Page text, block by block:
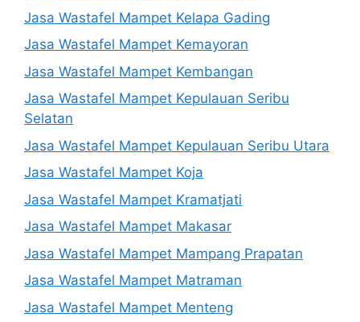
Jasa Wastafel Mampet Kelapa Gading
Jasa Wastafel Mampet Kemayoran
Jasa Wastafel Mampet Kembangan
Jasa Wastafel Mampet Kepulauan Seribu
Selatan
Jasa Wastafel Mampet Kepulauan Seribu Utara
Jasa Wastafel Mampet Koja
Jasa Wastafel Mampet Kramatjati
Jasa Wastafel Mampet Makasar
Jasa Wastafel Mampet Mampang Prapatan
Jasa Wastafel Mampet Matraman
Jasa Wastafel Mampet Menteng